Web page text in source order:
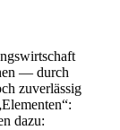
— durch
zuverlässig
dazu: